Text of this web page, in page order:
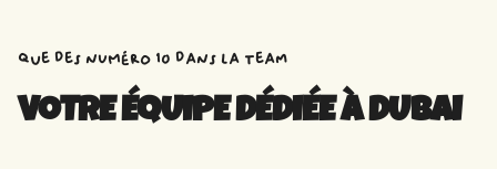
que des nUMÉRO 10 dans la team
VOTRE ÉQUIPE DÉDIÉE À DUBAI